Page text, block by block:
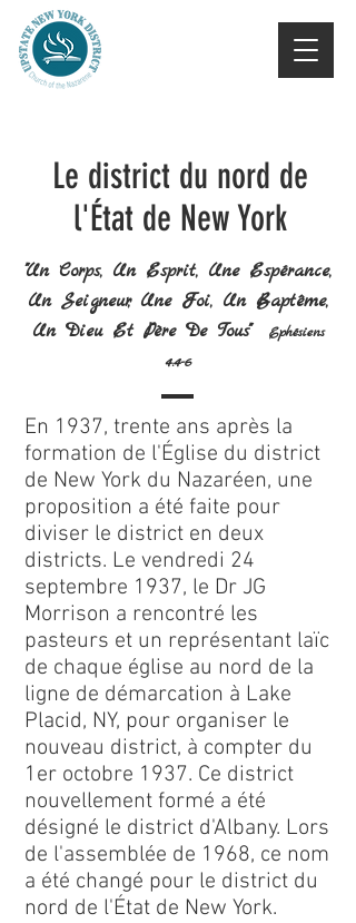
Le district du nord de
l'État de New York
"Un Corps, Un Esprit, Une Espérance,
Un Seigneur, Une Foi, Un Baptême,
Un Dieu Et Père De Tous"
Ephésiens
4:4-6
En 1937, trente ans après la
formation de l'Église du district
de New York du Nazaréen, une
proposition a été faite pour
diviser le district en deux
districts. Le vendredi 24
septembre 1937, le Dr JG
Morrison a rencontré les
pasteurs et un représentant laïc
de chaque église au nord de la
ligne de démarcation à Lake
Placid, NY, pour organiser le
nouveau district, à compter du
1er octobre 1937. Ce district
nouvellement formé a été
désigné le district d'Albany. Lors
de l'assemblée de 1968, ce nom
a été changé pour le district du
nord de l'État de New York.